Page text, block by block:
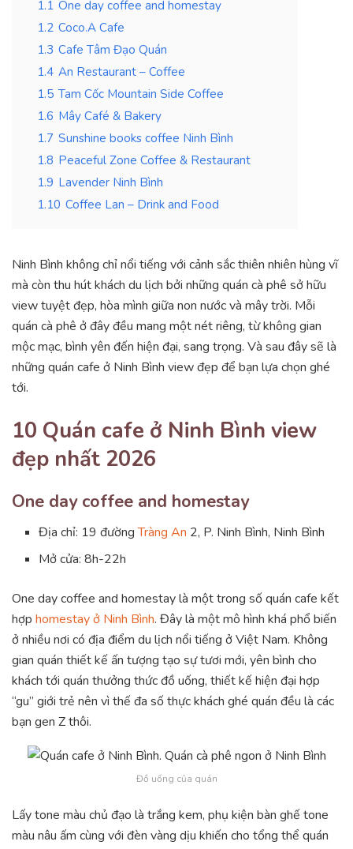
1.1 One day coffee and homestay
1.2 Coco.A Cafe
1.3 Cafe Tâm Đạo Quán
1.4 An Restaurant – Coffee
1.5 Tam Cốc Mountain Side Coffee
1.6 Mây Café & Bakery
1.7 Sunshine books coffee Ninh Bình
1.8 Peaceful Zone Coffee & Restaurant
1.9 Lavender Ninh Bình
1.10 Coffee Lan – Drink and Food
Ninh Bình không chỉ nổi tiếng với cảnh sắc thiên nhiên hùng vĩ
mà còn thu hút khách du lịch bởi những quán cà phê sở hữu
view tuyệt đẹp, hòa mình giữa non nước và mây trời. Mỗi
quán cà phê ở đây đều mang một nét riêng, từ không gian
mộc mạc, bình yên đến hiện đại, sang trọng. Và sau đây sẽ là
những quán cafe ở Ninh Bình view đẹp để bạn lựa chọn ghé
tới.
10 Quán cafe ở Ninh Bình view
đẹp nhất 2026
One day coffee and homestay
Địa chỉ: 19 đườngTràng An 2, P. Ninh Bình, Ninh Bình
Mở cửa: 8h-22h
One day coffee and homestay là một trong số quán cafe kết
hợp homestay ở Ninh Bình. Đây là một mô hình khá phổ biến
ở nhiều nơi có địa điểm du lịch nổi tiếng ở Việt Nam. Không
gian quán thiết kế ấn tượng tạo sự tươi mới, yên bình cho
khách tới quán thưởng thức đồ uống, thiết kế hiện đại hợp
“gu” giới trẻ nên vì thế đa số thực khách ghé quán đều là các
bạn gen Z thôi.
Đồ uống của quán
Lấy tone màu chủ đạo là trắng kem, phụ kiện bàn ghế tone
màu nâu ấm cùng với đèn vàng dịu khiến cho tổng thể quán